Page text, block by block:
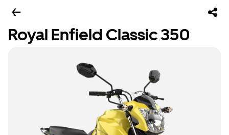
Royal Enfield Classic 350